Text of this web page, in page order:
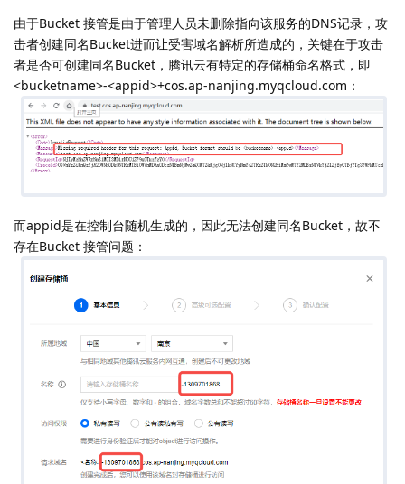
由于Bucket 接管是由于管理人员未删除指向该服务的DNS记录，攻
击者创建同名Bucket进而让受害域名解析所造成的，关键在于攻击
者是否可创建同名Bucket，腾讯云有特定的存储桶命名格式，即
<bucketname>-<appid>+cos.ap-nanjing.myqcloud.com：
而appid是在控制台随机生成的，因此无法创建同名Bucket，故不
存在Bucket 接管问题：